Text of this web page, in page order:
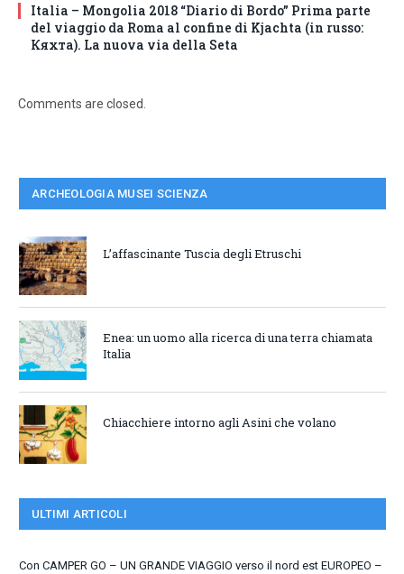
Italia – Mongolia 2018 “Diario di Bordo” Prima parte
del viaggio da Roma al confine di Kjachta (in russo:
Кяхта). La nuova via della Seta
Comments are closed.
ARCHEOLOGIA MUSEI SCIENZA
L’affascinante Tuscia degli Etruschi
Enea: un uomo alla ricerca di una terra chiamata
Italia
Chiacchiere intorno agli Asini che volano
ULTIMI ARTICOLI
Con CAMPER GO – UN GRANDE VIAGGIO verso il nord est EUROPEO –